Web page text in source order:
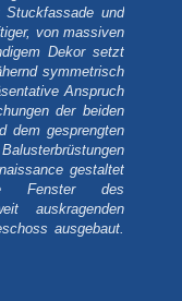
und
von massiven
Dekor setzt
symmetrisch
Anspruch
der beiden
dem gesprengten
gestaltet
Fenster des
auskragenden
ausgebaut.